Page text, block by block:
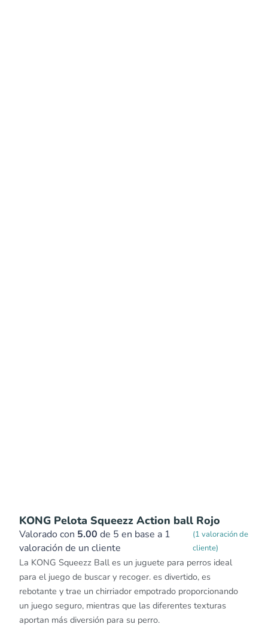
KONG Pelota Squeezz Action ball Rojo
Valorado con 5.00 de 5 en base a 1
valoración de un cliente
(1 valoración de
cliente)
La KONG Squeezz Ball es un juguete para perros ideal
para el juego de buscar y recoger. es divertido, es
rebotante y trae un chirriador empotrado proporcionando
un juego seguro, mientras que las diferentes texturas
aportan más diversión para su perro.